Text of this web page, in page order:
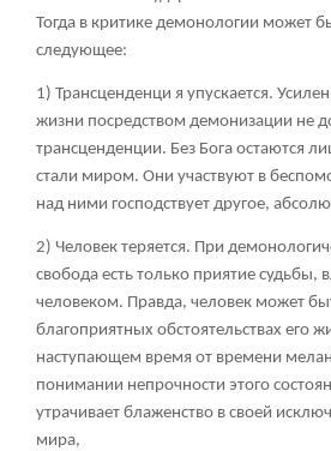
Тогда в критике демонологии может
следующее:
1) Трансценденци я упускается.
жизни посредством демонизации не
трансценденции. Без Бога остаются
стали миром. Они участвуют в
над ними господствует другое,
2) Человек теряется. При
свобода есть только приятие судьбы,
человеком. Правда, человек может
благоприятных обстоятельствах его
наступающем время от времени
понимании непрочности этого
утрачивает блаженство в своей
мира,